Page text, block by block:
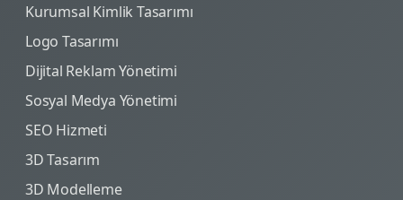
Kurumsal Kimlik Tasarımı
Logo Tasarımı
Dijital Reklam Yönetimi
Sosyal Medya Yönetimi
SEO Hizmeti
3D Tasarım
3D Modelleme